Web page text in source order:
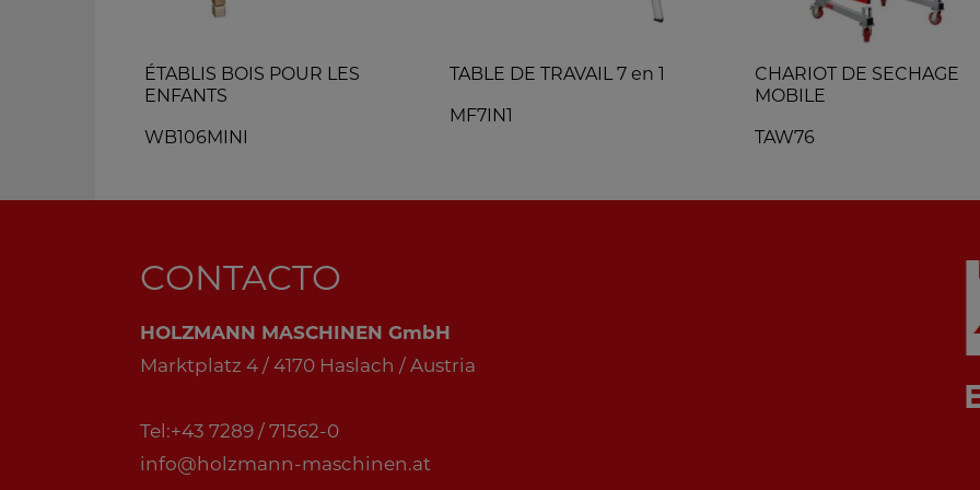
ÉTABLIS BOIS POUR LES
ENFANTS
WB106MINI
TABLE DE TRAVAIL 7 en 1
MF7IN1
CHARIOT DE SECHAGE
MOBILE
TAW76
CONTACTO
HOLZMANN MASCHINEN GmbH
Marktplatz 4 / 4170 Haslach / Austria
Tel:+43 7289 / 71562-0
info@holzmann-maschinen.at